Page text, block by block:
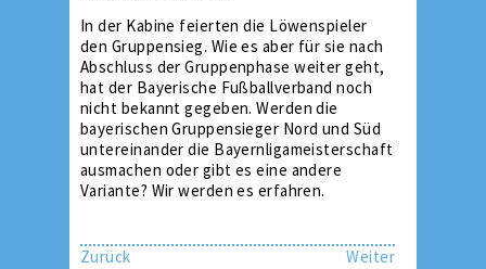
In der Kabine feierten die Löwenspieler
den Gruppensieg. Wie es aber für sie nach
Abschluss der Gruppenphase weiter geht,
hat der Bayerische Fußballverband noch
nicht bekannt gegeben. Werden die
bayerischen Gruppensieger Nord und Süd
untereinander die Bayernligameisterschaft
ausmachen oder gibt es eine andere
Variante? Wir werden es erfahren.
Zurück Weiter